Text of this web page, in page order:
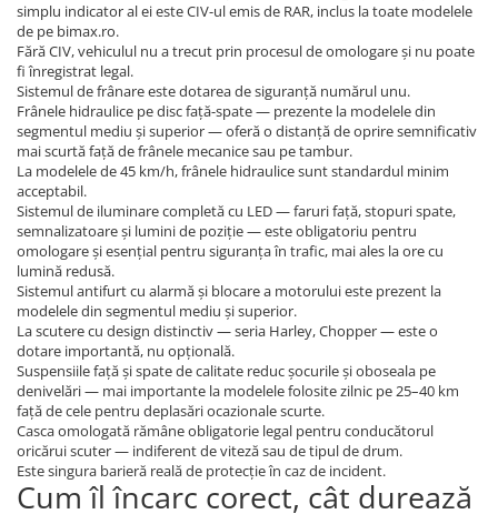
simplu indicator al ei este CIV-ul emis de RAR, inclus la toate modelele
de pe bimax.ro.
Fără CIV, vehiculul nu a trecut prin procesul de omologare și nu poate
fi înregistrat legal.
Sistemul de frânare este dotarea de siguranță numărul unu.
Frânele hidraulice pe disc față-spate — prezente la modelele din
segmentul mediu și superior — oferă o distanță de oprire semnificativ
mai scurtă față de frânele mecanice sau pe tambur.
La modelele de 45 km/h, frânele hidraulice sunt standardul minim
acceptabil.
Sistemul de iluminare completă cu LED — faruri față, stopuri spate,
semnalizatoare și lumini de poziție — este obligatoriu pentru
omologare și esențial pentru siguranța în trafic, mai ales la ore cu
lumină redusă.
Sistemul antifurt cu alarmă și blocare a motorului este prezent la
modelele din segmentul mediu și superior.
La scutere cu design distinctiv — seria Harley, Chopper — este o
dotare importantă, nu opțională.
Suspensiile față și spate de calitate reduc șocurile și oboseala pe
denivelări — mai importante la modelele folosite zilnic pe 25–40 km
față de cele pentru deplasări ocazionale scurte.
Casca omologată rămâne obligatorie legal pentru conducătorul
oricărui scuter — indiferent de viteză sau de tipul de drum.
Este singura barieră reală de protecție în caz de incident.
Cum îl încarc corect, cât durează